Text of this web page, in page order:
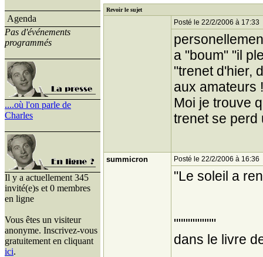
Agenda
Pas d'événements
programmés
....où l'on parle de
Charles
Il y a actuellement 345
invité(e)s et 0 membres
en ligne
Vous êtes un visiteur
anonyme. Inscrivez-vous
gratuitement en cliquant
ici.
Revoir le sujet
Posté le 22/2/2006 à 17:33
a "boum" "il
"trenet d'hier,
aux amateurs !
Moi je trouve
trenet se perd
summicron Posté le 22/2/2006 à 16:36
"Le soleil a
"""""""""
dans le livre